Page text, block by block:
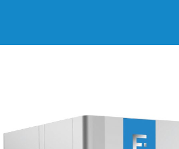
以通过增加机器人上下料来实现自动化功能。